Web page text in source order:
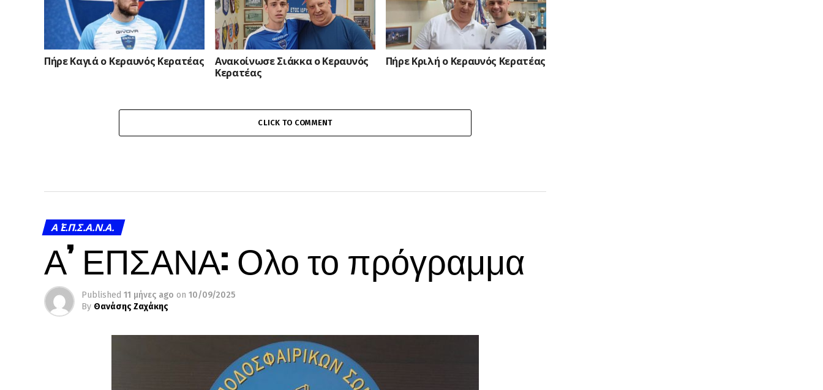
Πήρε Καγιά ο Κεραυνός Κερατέας
Ανακοίνωσε Σιάκκα ο Κεραυνός
Κερατέας
Πήρε Κριλή ο Κεραυνός Κερατέας
CLICK TO COMMENT
Α΄ Ε.Π.Σ.Α.Ν.Α.
Α’ ΕΠΣΑΝΑ: Ολο το πρόγραμμα
Published 11 μήνες ago on 10/09/2025
By Θανάσης Ζαχάκης